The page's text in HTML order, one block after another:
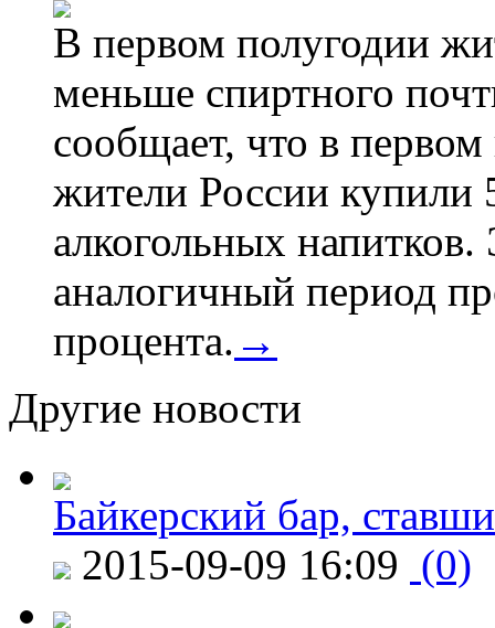
В первом полугодии
меньше спиртного
сообщает, что в
жители России купили
алкогольных
аналогичный период
процента. →
Другие новости
Байкерский бар,
2015-09-09 16:09 (0)